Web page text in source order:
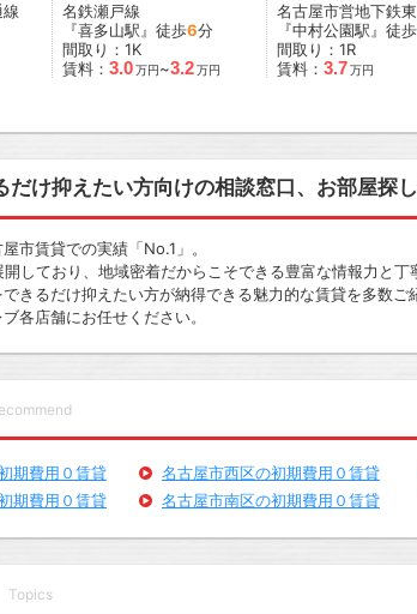
名鉄瀬戸線
『喜多山駅』徒歩6分
間取り：1K
賃料： 3.0万円~3.2万円
名古屋市営地下鉄
『中村公園駅』徒歩
間取り：1R
賃料： 3.7万円
だけ抑えたい方向けの相談窓口、お部屋探
市賃貸での実績「No.1」。
しており、地域密着だからこそできる豊富な情報力と丁
きるだけ抑えたい方が納得できる魅力的な賃貸を多数ご
各店舗にお任せください。
期費用０賃貸 名古屋市西区の初期費用０賃貸
期費用０賃貸
名古屋市南区の初期費用０賃貸
Topics